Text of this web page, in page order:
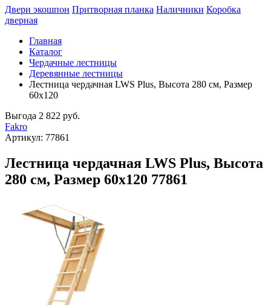
Двери экошпон Притворная планка Наличники Коробка
дверная
Главная
Каталог
Чердачные лестницы
Деревянные лестницы
Лестница чердачная LWS Plus, Высота 280 см, Размер
60х120
Выгода 2 822 руб.
Fakro
Артикул: 77861
Лестница чердачная LWS Plus, Высота
280 см, Размер 60х120 77861